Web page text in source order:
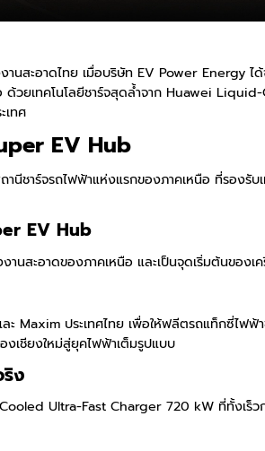
สะอาดไทย เมื่อบริษัท EV Power Energy
วยเทคโนโลยีชาร์จสุดล้ำจาก Huawei
เทศ
EV Hub
จรถไฟฟ้าแห่งแรกของภาคเหนือ ที่รองรับเท
EV Hub
อาดของภาคเหนือ และเป็นจุดเริ่มต้นของเค
ประเทศไทย เพื่อให้ฟลีตรถแท็กซี่ไฟฟ้
งเชียงใหม่สู่ยุคไฟฟ้าเต็มรูปแบบ
ง
Ultra-Fast Charger 720 kW ที่ทั้งเร็